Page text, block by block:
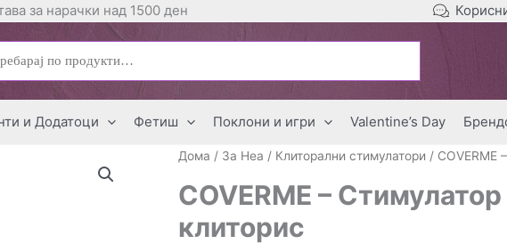
за нарачки над 1500 ден
и Додатоци Фетиш Поклони и игри Valentine’s Day
Дома / За Неа / Клиторални стимулатори / COVERME
COVERME –
клиторис